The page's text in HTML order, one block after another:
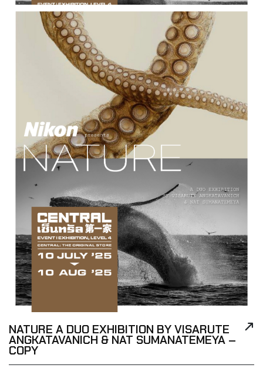
NATURE A DUO EXHIBITION BY VISARUTE
ANGKATAVANICH & NAT SUMANATEMEYA –
COPY